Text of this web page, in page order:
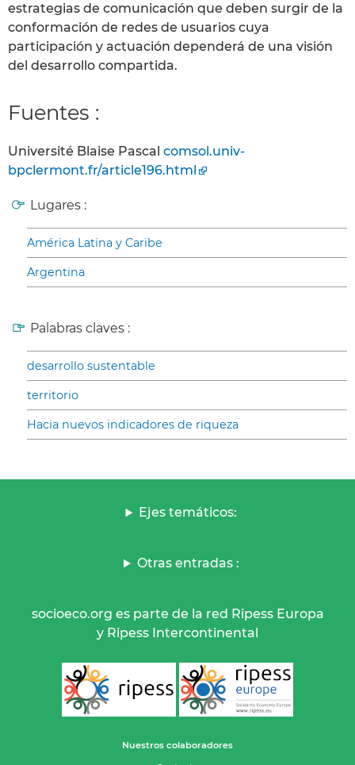
estrategias de comunicación que deben surgir de la
conformación de redes de usuarios cuya
participación y actuación dependerá de una visión
del desarrollo compartida.
Fuentes :
Université Blaise Pascal comsol.univ-
bpclermont.fr/article196.html
Lugares :
América Latina y Caribe
Argentina
Palabras claves :
desarrollo sustentable
territorio
Hacia nuevos indicadores de riqueza
Ejes temáticos:
Otras entradas :
socioeco.org es parte de la red Ripess Europa
y Ripess Intercontinental
Nuestros colaboradores